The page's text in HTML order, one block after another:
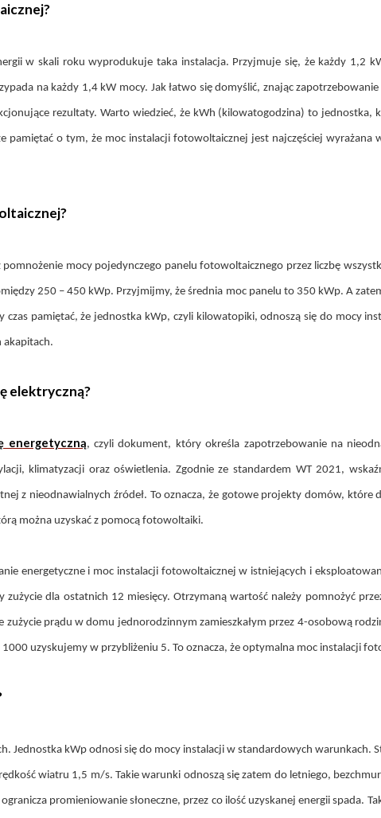
w skali roku wyprodukuje taka instalacja. Przyjmuje się, że każdy 1,2
na każdy 1,4 kW mocy. Jak łatwo się domyślić, znając
rezultaty. Warto wiedzieć, że kWh (kilowatogodzina) to jednostka,
pamiętać o tym, że moc instalacji fotowoltaicznej jest najczęściej
pomnożenie mocy pojedynczego panelu fotowoltaicznego przez liczbę
250 – 450 kWp. Przyjmijmy, że średnia moc panelu to 350 kWp. A
czas pamiętać, że jednostka kWp, czyli kilowatopiki, odnoszą się do mocy
akapitach.
elektryczną?
energetyczną, czyli dokument, który określa zapotrzebowanie na
klimatyzacji oraz oświetlenia. Zgodnie ze standardem WT 2021,
z nieodnawialnych źródeł. To oznacza, że gotowe projekty domów,
można uzyskać z pomocą fotowoltaiki.
energetyczne i moc instalacji fotowoltaicznej w istniejących i
dla ostatnich 12 miesięcy. Otrzymaną wartość należy pomnożyć
prądu w domu jednorodzinnym zamieszkałym przez 4-osobową
uzyskujemy w przybliżeniu 5. To oznacza, że optymalna moc instalacji
Jednostka kWp odnosi się do mocy instalacji w standardowych warunkach.
wiatru 1,5 m/s. Takie warunki odnoszą się zatem do letniego,
promieniowanie słoneczne, przez co ilość uzyskanej energii spada.